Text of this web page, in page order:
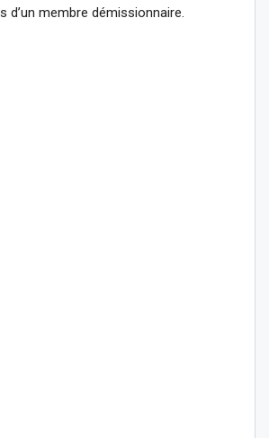
d’un membre démissionnaire.